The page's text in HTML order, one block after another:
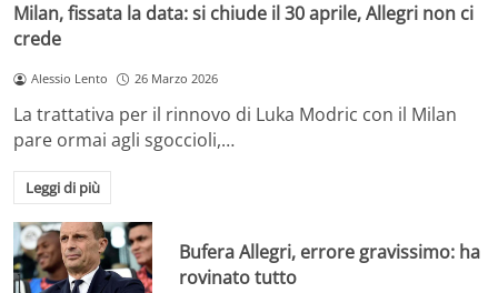
Milan, fissata la data: si chiude il 30 aprile, Allegri non ci
crede
Alessio Lento 26 Marzo 2026
La trattativa per il rinnovo di Luka Modric con il Milan
pare ormai agli sgoccioli,…
Leggi di più
Bufera Allegri, errore gravissimo: ha
rovinato tutto